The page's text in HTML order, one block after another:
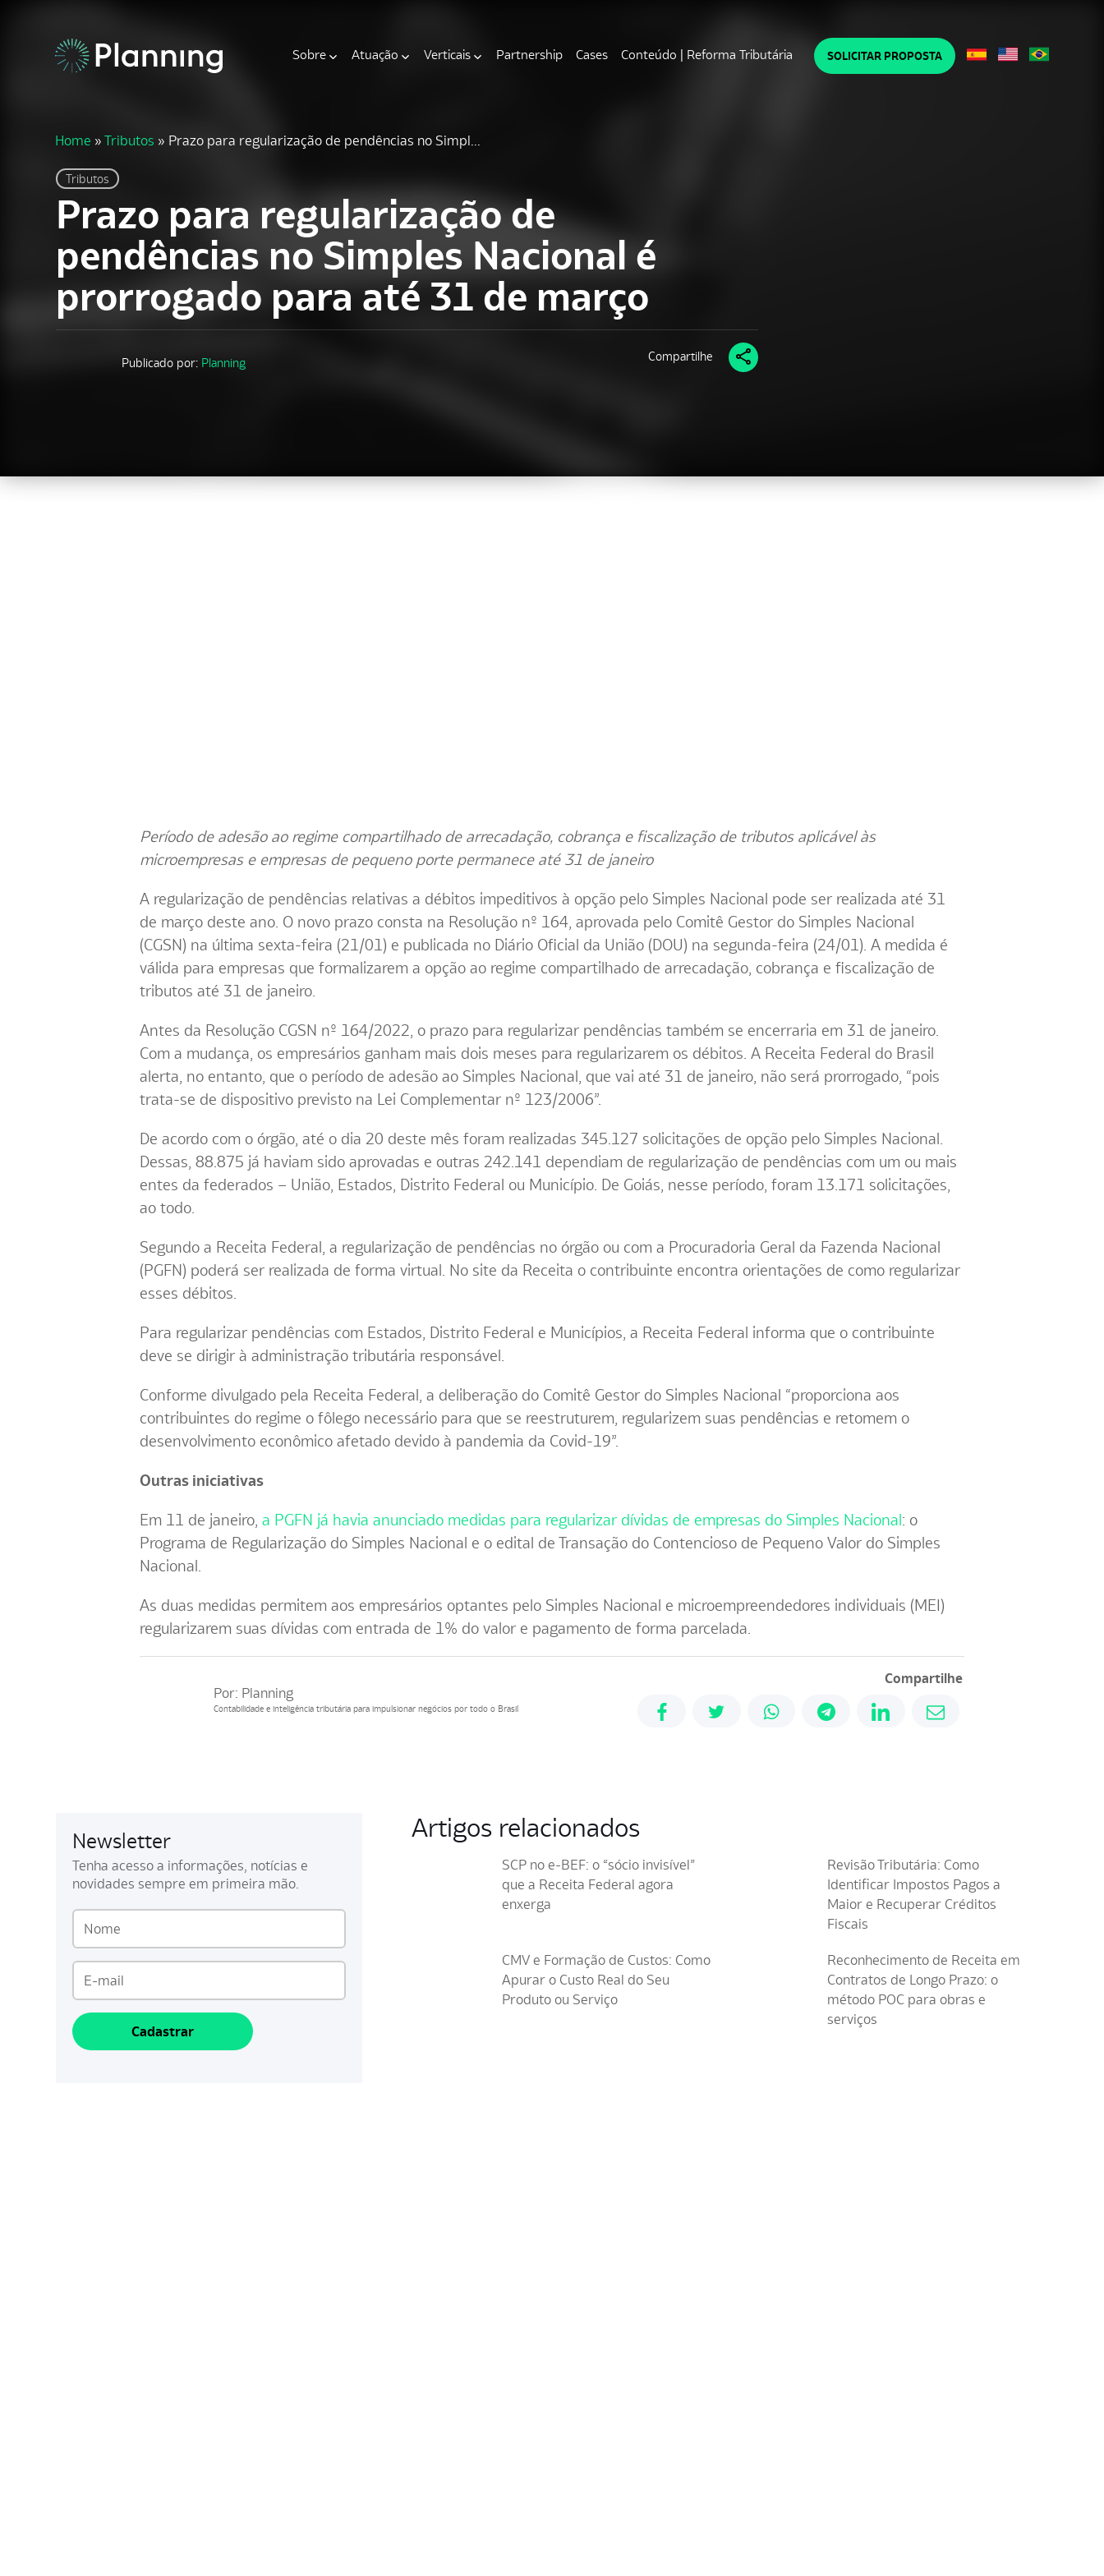
Sobre Atuação Verticais Partnership Cases Conteúdo | Reforma Tributária SOLICITAR PROPOSTA
Home » Tributos » Prazo para regularização de pendências no Simpl...
Tributos
Prazo para regularização de
pendências no Simples Nacional é
prorrogado para até 31 de março
Publicado por: Planning Compartilhe
Período de adesão ao regime compartilhado de arrecadação, cobrança e fiscalização de tributos aplicável às
microempresas e empresas de pequeno porte permanece até 31 de janeiro
A regularização de pendências relativas a débitos impeditivos à opção pelo Simples Nacional pode ser realizada até 31
de março deste ano. O novo prazo consta na Resolução nº 164, aprovada pelo Comitê Gestor do Simples Nacional
(CGSN) na última sexta-feira (21/01) e publicada no Diário Oficial da União (DOU) na segunda-feira (24/01). A medida é
válida para empresas que formalizarem a opção ao regime compartilhado de arrecadação, cobrança e fiscalização de
tributos até 31 de janeiro.
Antes da Resolução CGSN nº 164/2022, o prazo para regularizar pendências também se encerraria em 31 de janeiro.
Com a mudança, os empresários ganham mais dois meses para regularizarem os débitos. A Receita Federal do Brasil
alerta, no entanto, que o período de adesão ao Simples Nacional, que vai até 31 de janeiro, não será prorrogado, “pois
trata-se de dispositivo previsto na Lei Complementar nº 123/2006”.
De acordo com o órgão, até o dia 20 deste mês foram realizadas 345.127 solicitações de opção pelo Simples Nacional.
Dessas, 88.875 já haviam sido aprovadas e outras 242.141 dependiam de regularização de pendências com um ou mais
entes da federados – União, Estados, Distrito Federal ou Município. De Goiás, nesse período, foram 13.171 solicitações,
ao todo.
Segundo a Receita Federal, a regularização de pendências no órgão ou com a Procuradoria Geral da Fazenda Nacional
(PGFN) poderá ser realizada de forma virtual. No site da Receita o contribuinte encontra orientações de como regularizar
esses débitos.
Para regularizar pendências com Estados, Distrito Federal e Municípios, a Receita Federal informa que o contribuinte
deve se dirigir à administração tributária responsável.
Conforme divulgado pela Receita Federal, a deliberação do Comitê Gestor do Simples Nacional “proporciona aos
contribuintes do regime o fôlego necessário para que se reestruturem, regularizem suas pendências e retomem o
desenvolvimento econômico afetado devido à pandemia da Covid-19”.
Outras iniciativas
Em 11 de janeiro,a PGFN já havia anunciado medidas para regularizar dívidas de empresas do Simples Nacional: o
Programa de Regularização do Simples Nacional e o edital de Transação do Contencioso de Pequeno Valor do Simples
Nacional.
As duas medidas permitem aos empresários optantes pelo Simples Nacional e microempreendedores individuais (MEI)
regularizarem suas dívidas com entrada de 1% do valor e pagamento de forma parcelada.
Por: Planning
Contabilidade e inteligência tributária para impulsionar negócios por todo o Brasil
Compartilhe
Newsletter
Tenha acesso a informações, notícias e
novidades sempre em primeira mão.
Cadastrar
Artigos relacionados
SCP no e-BEF: o “sócio invisível”
que a Receita Federal agora
enxerga
Revisão Tributária: Como
Identificar Impostos Pagos a
Maior e Recuperar Créditos
Fiscais
CMV e Formação de Custos: Como
Apurar o Custo Real do Seu
Produto ou Serviço
Reconhecimento de Receita em
Contratos de Longo Prazo: o
método POC para obras e
serviços